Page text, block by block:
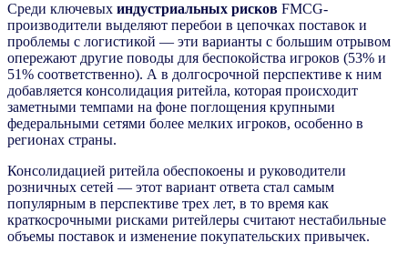
Среди ключевых индустриальных рисков FMCG-
производители выделяют перебои в цепочках поставок и
проблемы с логистикой — эти варианты с большим отрывом
опережают другие поводы для беспокойства игроков (53% и
51% соответственно). А в долгосрочной перспективе к ним
добавляется консолидация ритейла, которая происходит
заметными темпами на фоне поглощения крупными
федеральными сетями более мелких игроков, особенно в
регионах страны.
Консолидацией ритейла обеспокоены и руководители
розничных сетей — этот вариант ответа стал самым
популярным в перспективе трех лет, в то время как
краткосрочными рисками ритейлеры считают нестабильные
объемы поставок и изменение покупательских привычек.